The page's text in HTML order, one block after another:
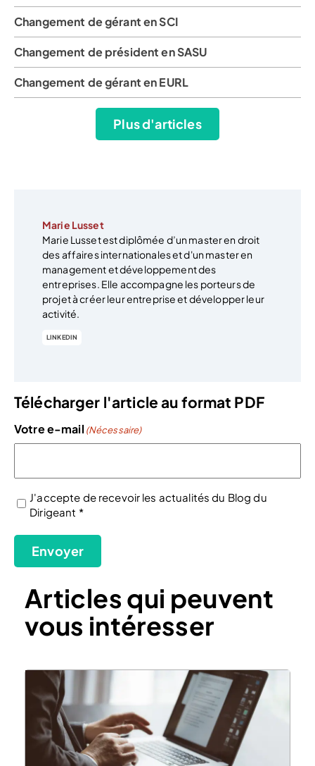
Changement de gérant en SCI
Changement de président en SASU
Changement de gérant en EURL
Plus d'articles
Marie Lusset
Marie Lusset est diplômée d’un master en droit
des affaires internationales et d'un master en
management et développement des
entreprises. Elle accompagne les porteurs de
projet à créer leur entreprise et développer leur
activité.
LINKEDIN
Télécharger l'article au format PDF
Votre e-mail (Nécessaire)
(Nécessaire)
J'accepte de recevoir les actualités du Blog du
Dirigeant *
Envoyer
Articles qui peuvent
vous intéresser